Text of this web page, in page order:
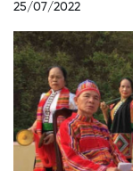
25/07/2022